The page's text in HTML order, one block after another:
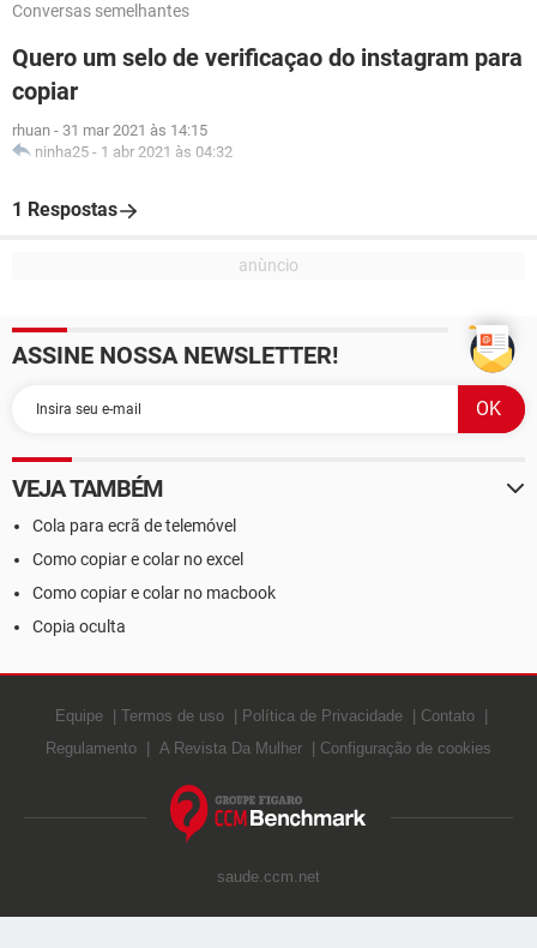
Conversas semelhantes
Quero um selo de verificaçao do instagram para
copiar
rhuan - 31 mar 2021 às 14:15
ninha25 - 1 abr 2021 às 04:32
1 Respostas
ASSINE NOSSA NEWSLETTER!
VEJA TAMBÉM
Cola para ecrã de telemóvel
Como copiar e colar no excel
Como copiar e colar no macbook
Copia oculta
Equipe Termos de uso Política de Privacidade
Contato
Regulamento
A Revista Da Mulher Configuração de cookies
saude.ccm.net